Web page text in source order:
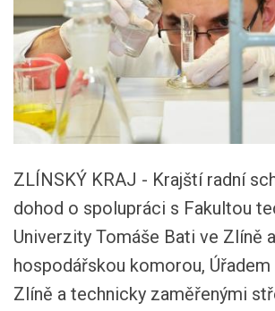
ZLÍNSKÝ KRAJ - Krajští radní
dohod o spolupráci s Fakultou
Univerzity Tomáše Bati ve Zlíně
hospodářskou komorou, Úřadem
Zlíně a technicky zaměřenými